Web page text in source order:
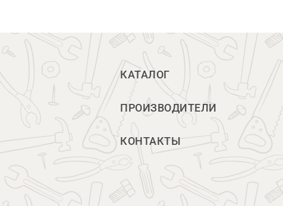
КАТАЛОГ
ПРОИЗВОДИТЕЛИ
КОНТАКТЫ